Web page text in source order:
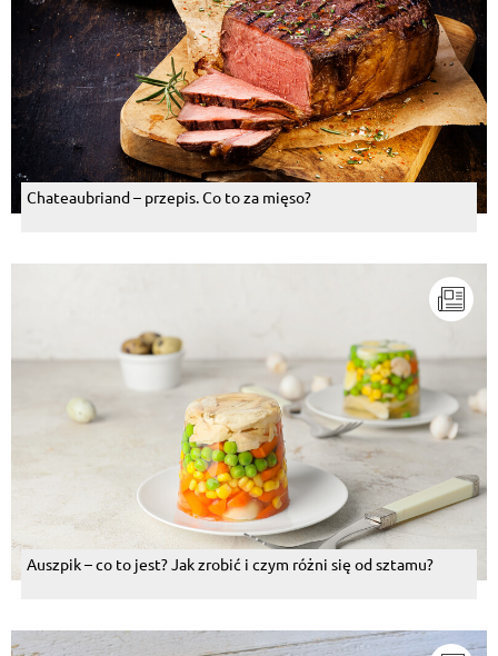
Chateaubriand – przepis. Co to za mięso?
Auszpik – co to jest? Jak zrobić i czym różni się od sztamu?